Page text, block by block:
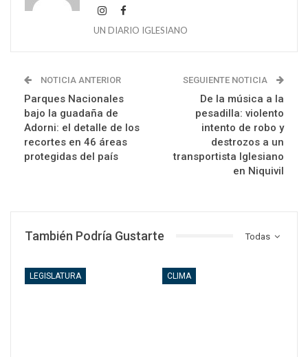
UN DIARIO IGLESIANO
NOTICIA ANTERIOR
Parques Nacionales
bajo la guadaña de
Adorni: el detalle de los
recortes en 46 áreas
protegidas del país
SEGUIENTE NOTICIA
De la música a la
pesadilla: violento
intento de robo y
destrozos a un
transportista Iglesiano
en Niquivil
Todas
También Podría Gustarte
LEGISLATURA CLIMA